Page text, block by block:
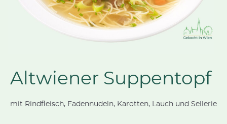
Altwiener Suppentopf
mit Rindfleisch, Fadennudeln, Karotten, Lauch und Sellerie